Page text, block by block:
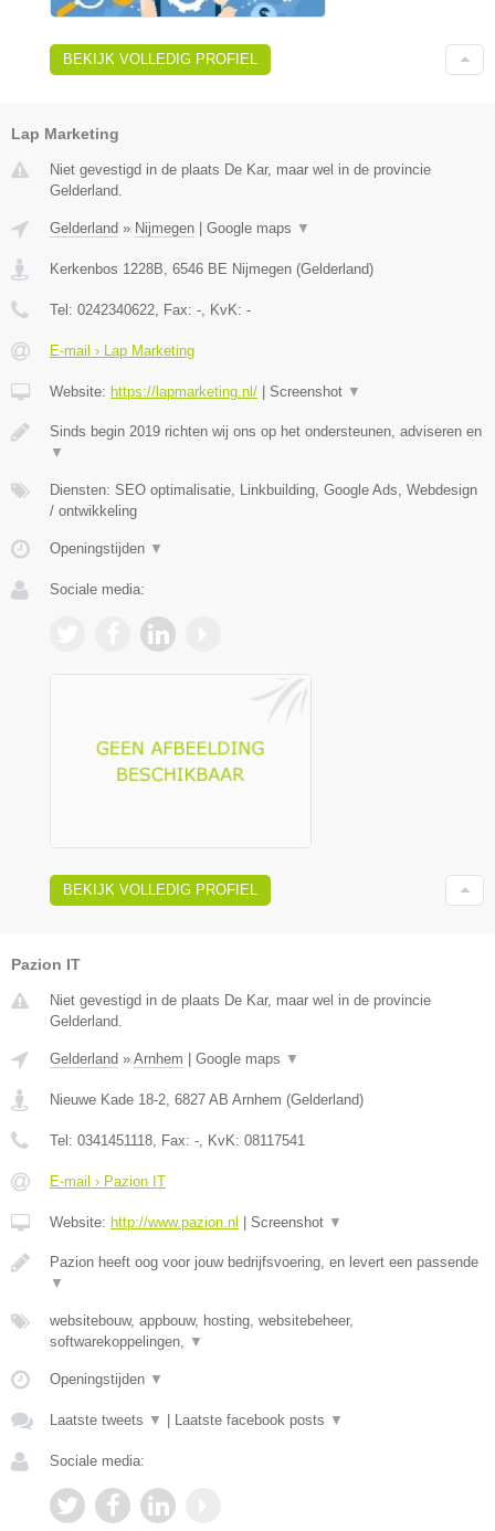
BEKIJK VOLLEDIG PROFIEL
Lap Marketing
Niet gevestigd in de plaats De Kar, maar wel in de provincie
Gelderland.
Gelderland » Nijmegen | Google maps ▼
Kerkenbos 1228B 6546 BE Nijmegen (Gelderland)
Tel: 0242340622 , Fax: - , KvK: -
E-mail › Lap Marketing
Website: https://lapmarketing.nl/ | Screenshot ▼
Sinds begin 2019 richten wij ons op het ondersteunen, adviseren en
▼
Diensten: SEO optimalisatie, Linkbuilding, Google Ads, Webdesign
/ ontwikkeling
Openingstijden ▼
Sociale media:
BEKIJK VOLLEDIG PROFIEL
Pazion IT
Niet gevestigd in de plaats De Kar, maar wel in de provincie
Gelderland.
Gelderland » Arnhem Google maps ▼
Nieuwe Kade 18-2, 6827 AB Arnhem (Gelderland)
Tel: 0341451118, Fax: -, KvK: 08117541
E-mail › Pazion IT
Website: http://www.pazion.nl Screenshot ▼
Pazion heeft oog voor jouw bedrijfsvoering, en levert een passende
▼
websitebouw, appbouw, hosting, websitebeheer,
softwarekoppelingen, ▼
Openingstijden ▼
Laatste tweets ▼ Laatste facebook posts ▼
Sociale media: